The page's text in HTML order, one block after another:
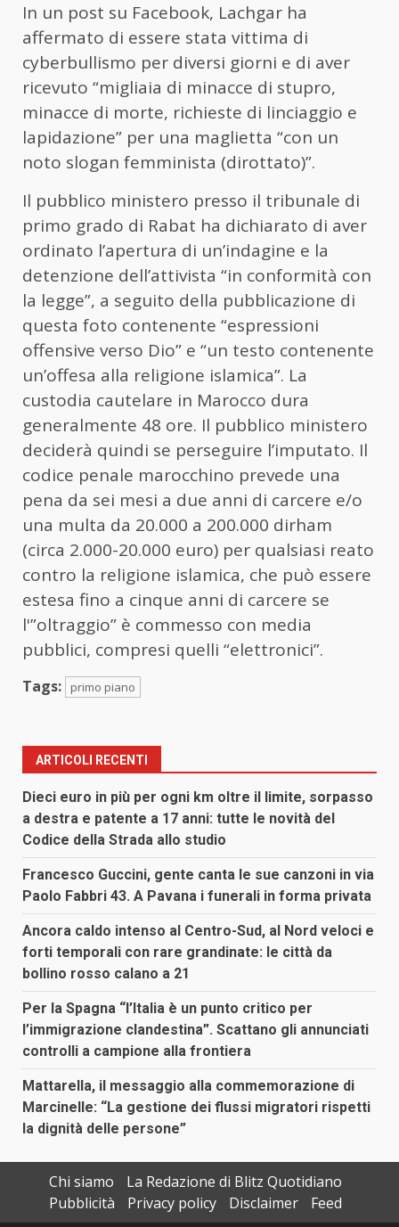
In un post su Facebook, Lachgar ha
affermato di essere stata vittima di
cyberbullismo per diversi giorni e di aver
ricevuto “migliaia di minacce di stupro,
minacce di morte, richieste di linciaggio e
lapidazione” per una maglietta “con un
noto slogan femminista (dirottato)”.
Il pubblico ministero presso il tribunale di
primo grado di Rabat ha dichiarato di aver
ordinato l’apertura di un’indagine e la
detenzione dell’attivista “in conformità con
la legge”, a seguito della pubblicazione di
questa foto contenente “espressioni
offensive verso Dio” e “un testo contenente
un’offesa alla religione islamica”. La
custodia cautelare in Marocco dura
generalmente 48 ore. Il pubblico ministero
deciderà quindi se perseguire l’imputato. Il
codice penale marocchino prevede una
pena da sei mesi a due anni di carcere e/o
una multa da 20.000 a 200.000 dirham
(circa 2.000-20.000 euro) per qualsiasi reato
contro la religione islamica, che può essere
estesa fino a cinque anni di carcere se
l'”oltraggio” è commesso con media
pubblici, compresi quelli “elettronici”.
Tags: primo piano
ARTICOLI RECENTI
Dieci euro in più per ogni km oltre il limite, sorpasso
a destra e patente a 17 anni: tutte le novità del
Codice della Strada allo studio
Francesco Guccini, gente canta le sue canzoni in via
Paolo Fabbri 43. A Pavana i funerali in forma privata
Ancora caldo intenso al Centro-Sud, al Nord veloci e
forti temporali con rare grandinate: le città da
bollino rosso calano a 21
Per la Spagna “l’Italia è un punto critico per
l’immigrazione clandestina”. Scattano gli annunciati
controlli a campione alla frontiera
Mattarella, il messaggio alla commemorazione di
Marcinelle: “La gestione dei flussi migratori rispetti
la dignità delle persone”
Chi siamo
La Redazione di Blitz Quotidiano
Pubblicità
Privacy policy Disclaimer Feed